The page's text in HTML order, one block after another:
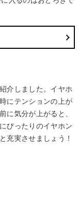
介しました。イヤホ
にテンションの上が
に気分が上がると、
ぴったりのイヤホン
充実させましょう！